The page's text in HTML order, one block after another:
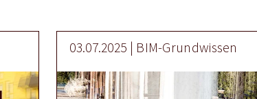
03.07.2025 | BIM-Grundwissen